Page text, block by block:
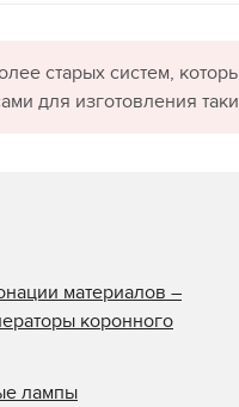
старых систем,
для изготовления
материалов –
коронного
лампы